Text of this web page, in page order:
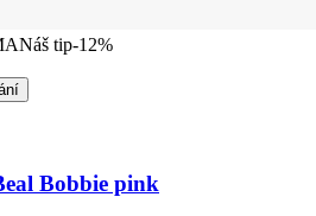
Náš tip-12%
Bobbie pink